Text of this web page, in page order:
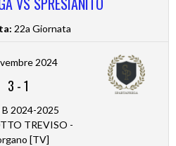
22a Giornata
2024
3 -1
B 2024-2025
TREVISO -
[TV]